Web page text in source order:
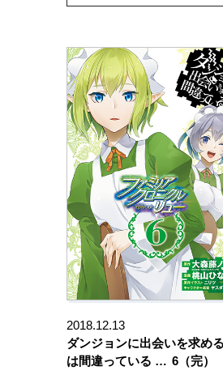
2018.12.13
ダンジョンに出会いを求め
は間違っている … 6（完）